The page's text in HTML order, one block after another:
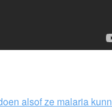
alsof ze malaria